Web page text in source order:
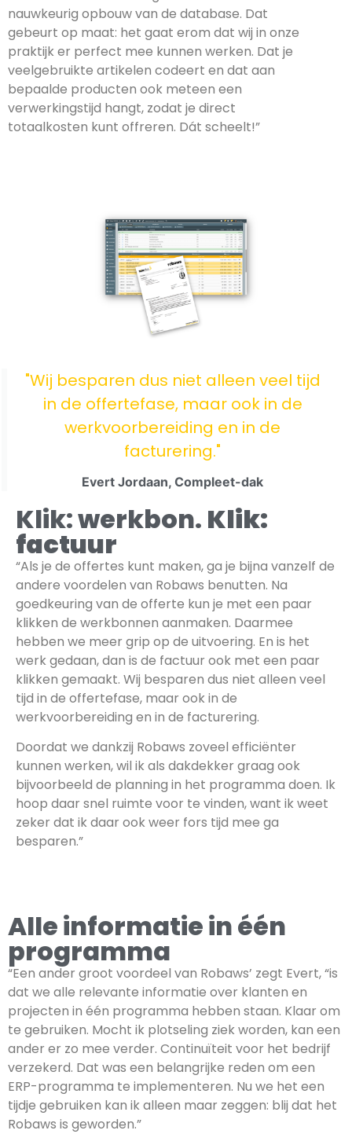
nauwkeurig opbouw van de database. Dat
gebeurt op maat: het gaat erom dat wij in onze
praktijk er perfect mee kunnen werken. Dat je
veelgebruikte artikelen codeert en dat aan
bepaalde producten ook meteen een
verwerkingstijd hangt, zodat je direct
totaalkosten kunt offreren. Dát scheelt!”
"Wij besparen dus niet alleen veel tijd
in de offertefase, maar ook in de
werkvoorbereiding en in de
facturering."
Evert Jordaan, Compleet-dak
Klik: werkbon. Klik:
factuur
“Als je de offertes kunt maken, ga je bijna vanzelf de
andere voordelen van Robaws benutten. Na
goedkeuring van de offerte kun je met een paar
klikken de werkbonnen aanmaken. Daarmee
hebben we meer grip op de uitvoering. En is het
werk gedaan, dan is de factuur ook met een paar
klikken gemaakt. Wij besparen dus niet alleen veel
tijd in de offertefase, maar ook in de
werkvoorbereiding en in de facturering.
Doordat we dankzij Robaws zoveel efficiënter
kunnen werken, wil ik als dakdekker graag ook
bijvoorbeeld de planning in het programma doen. Ik
hoop daar snel ruimte voor te vinden, want ik weet
zeker dat ik daar ook weer fors tijd mee ga
besparen.”
Alle informatie in één
programma
“Een ander groot voordeel van Robaws’ zegt Evert, “is
dat we alle relevante informatie over klanten en
projecten in één programma hebben staan. Klaar om
te gebruiken. Mocht ik plotseling ziek worden, kan een
ander er zo mee verder. Continuïteit voor het bedrijf
verzekerd. Dat was een belangrijke reden om een
ERP-programma te implementeren. Nu we het een
tijdje gebruiken kan ik alleen maar zeggen: blij dat het
Robaws is geworden.”